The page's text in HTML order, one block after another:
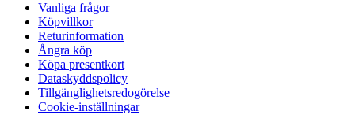
Vanliga frågor
Köpvillkor
Returinformation
Ångra köp
Köpa presentkort
Dataskyddspolicy
Tillgänglighetsredogörelse
Cookie-inställningar